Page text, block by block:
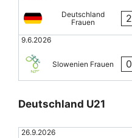
Deutschland
Frauen
2
9.6.2026
Slowenien Frauen 0
Deutschland U21
26.9.2026